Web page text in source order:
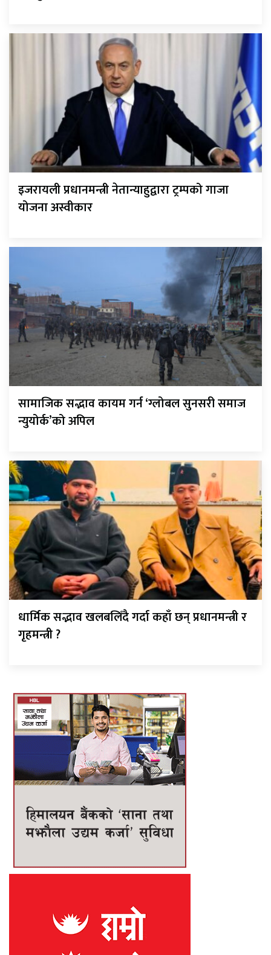
इजरायली प्रधानमन्त्री नेतान्याहुद्वारा ट्रम्पको गाजा
योजना अस्वीकार
सामाजिक सद्भाव कायम गर्न ‘ग्लोबल सुनसरी समाज
न्युयोर्क’को अपिल
धार्मिक सद्भाव खलबलिँदै गर्दा कहाँ छन् प्रधानमन्त्री र
गृहमन्त्री ?